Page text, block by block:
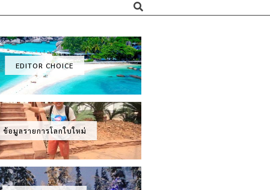
EDITOR CHOICE
ข้อมูลรายการโลกใบใหม่